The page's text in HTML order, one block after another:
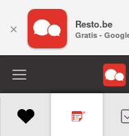
× Resto.be
Gratis -